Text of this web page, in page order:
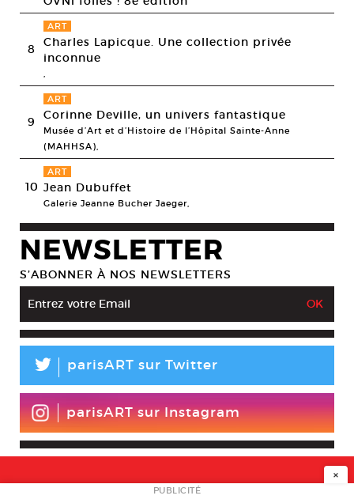
8
ART
Charles Lapicque. Une collection privée
inconnue
9
ART
Corinne Deville, un univers fantastique
Musée d’Art et d’Histoire de l’Hôpital Sainte-Anne
(MAHHSA),
10
ART
Jean Dubuffet
Galerie Jeanne Bucher Jaeger,
NEWSLETTER
S’ABONNER À NOS NEWSLETTERS
L parisART sur Twitter
parisART sur Instagram
×
PUBLICITÉ